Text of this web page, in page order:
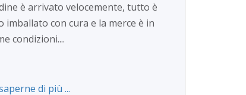
è arrivato velocemente, tutto è
imballato con cura e la merce è in
condizioni....
di più ...